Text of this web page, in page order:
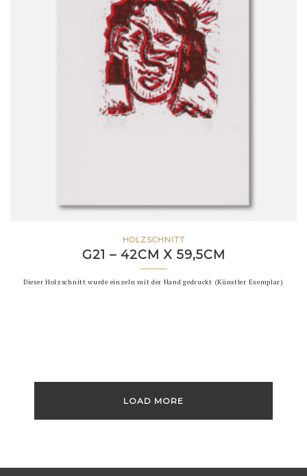
HOLZSCHNITT
G21 – 42CM X 59,5CM
Dieser Holzschnitt wurde einzeln mit der Hand gedruckt (Künstler Exemplar)
LOAD MORE